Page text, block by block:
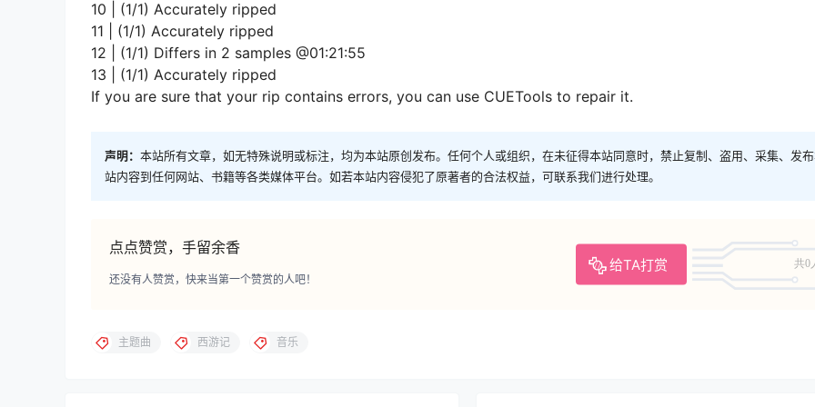
10 | (1/1) Accurately ripped
11 | (1/1) Accurately ripped
12 | (1/1) Differs in 2 samples @01:21:55
13 | (1/1) Accurately ripped
If you are sure that your rip contains errors, you can use CUETools to repair it.
声明： 本站所有文章，如无特殊说明或标注，均为本站原创发布。任何个人或组织，在未征得本站同意时，禁止复制、盗用、采集、发
站内容到任何网站、书籍等各类媒体平台。如若本站内容侵犯了原著者的合法权益，可联系我们进行处理。
点点赞赏，手留余香
给TA打赏 共0
还没有人赞赏，快来当第一个赞赏的人吧！
主题曲 西游记 音乐